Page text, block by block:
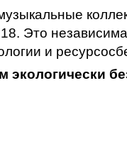
Это
и